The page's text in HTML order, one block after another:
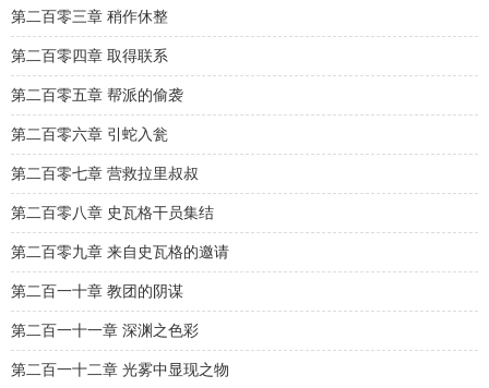
第二百零三章 稍作休整
第二百零四章 取得联系
第二百零五章 帮派的偷袭
第二百零六章 引蛇入瓮
第二百零七章 营救拉里叔叔
第二百零八章 史瓦格干员集结
第二百零九章 来自史瓦格的邀请
第二百一十章 教团的阴谋
第二百一十一章 深渊之色彩
第二百一十二章 光雾中显现之物